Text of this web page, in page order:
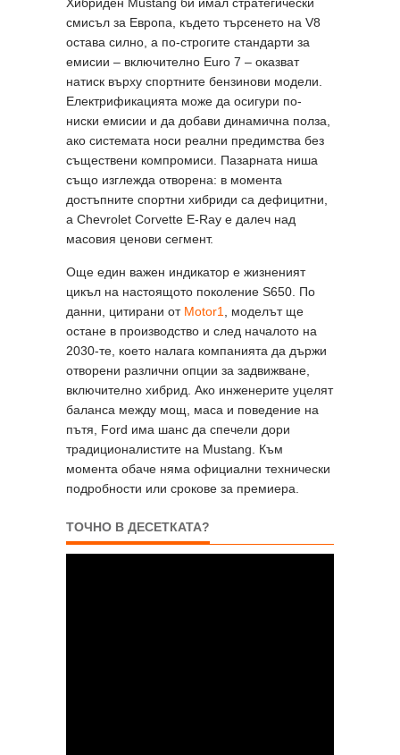
Хибриден Mustang би имал стратегически
смисъл за Европа, където търсенето на V8
остава силно, а по-строгите стандарти за
емисии – включително Euro 7 – оказват
натиск върху спортните бензинови модели.
Електрификацията може да осигури по-
ниски емисии и да добави динамична полза,
ако системата носи реални предимства без
съществени компромиси. Пазарната ниша
също изглежда отворена: в момента
достъпните спортни хибриди са дефицитни,
а Chevrolet Corvette E-Ray е далеч над
масовия ценови сегмент.
Още един важен индикатор е жизненият
цикъл на настоящото поколение S650. По
данни, цитирани от Motor1, моделът ще
остане в производство и след началото на
2030-те, което налага компанията да държи
отворени различни опции за задвижване,
включително хибрид. Ако инженерите уцелят
баланса между мощ, маса и поведение на
пътя, Ford има шанс да спечели дори
традиционалистите на Mustang. Към
момента обаче няма официални технически
подробности или срокове за премиера.
ТОЧНО В ДЕСЕТКАТА?